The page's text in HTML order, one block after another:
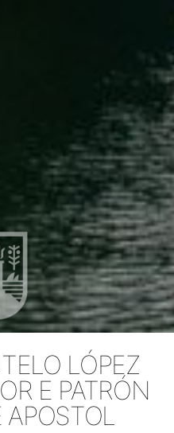
LÓPEZ
E PATRÓN